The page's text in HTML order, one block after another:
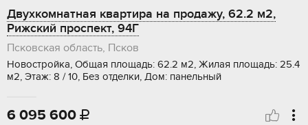
Двухкомнатная квартира на продажу, 62.2 м2,
Рижский проспект, 94Г
Псковская область, Псков
Новостройка, Общая площадь: 62.2 м2, Жилая площадь: 25.4
м2, Этаж: 8 / 10, Без отделки, Дом: панельный
6 095 600 